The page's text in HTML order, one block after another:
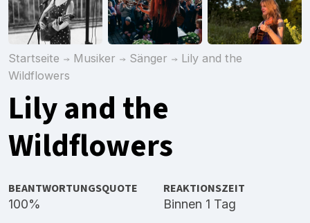
Startseite Musiker Sänger
Lily and the
Wildflowers
Lily and the
Wildflowers
BEANTWORTUNGSQUOTE
100%
REAKTIONSZEIT
Binnen 1 Tag